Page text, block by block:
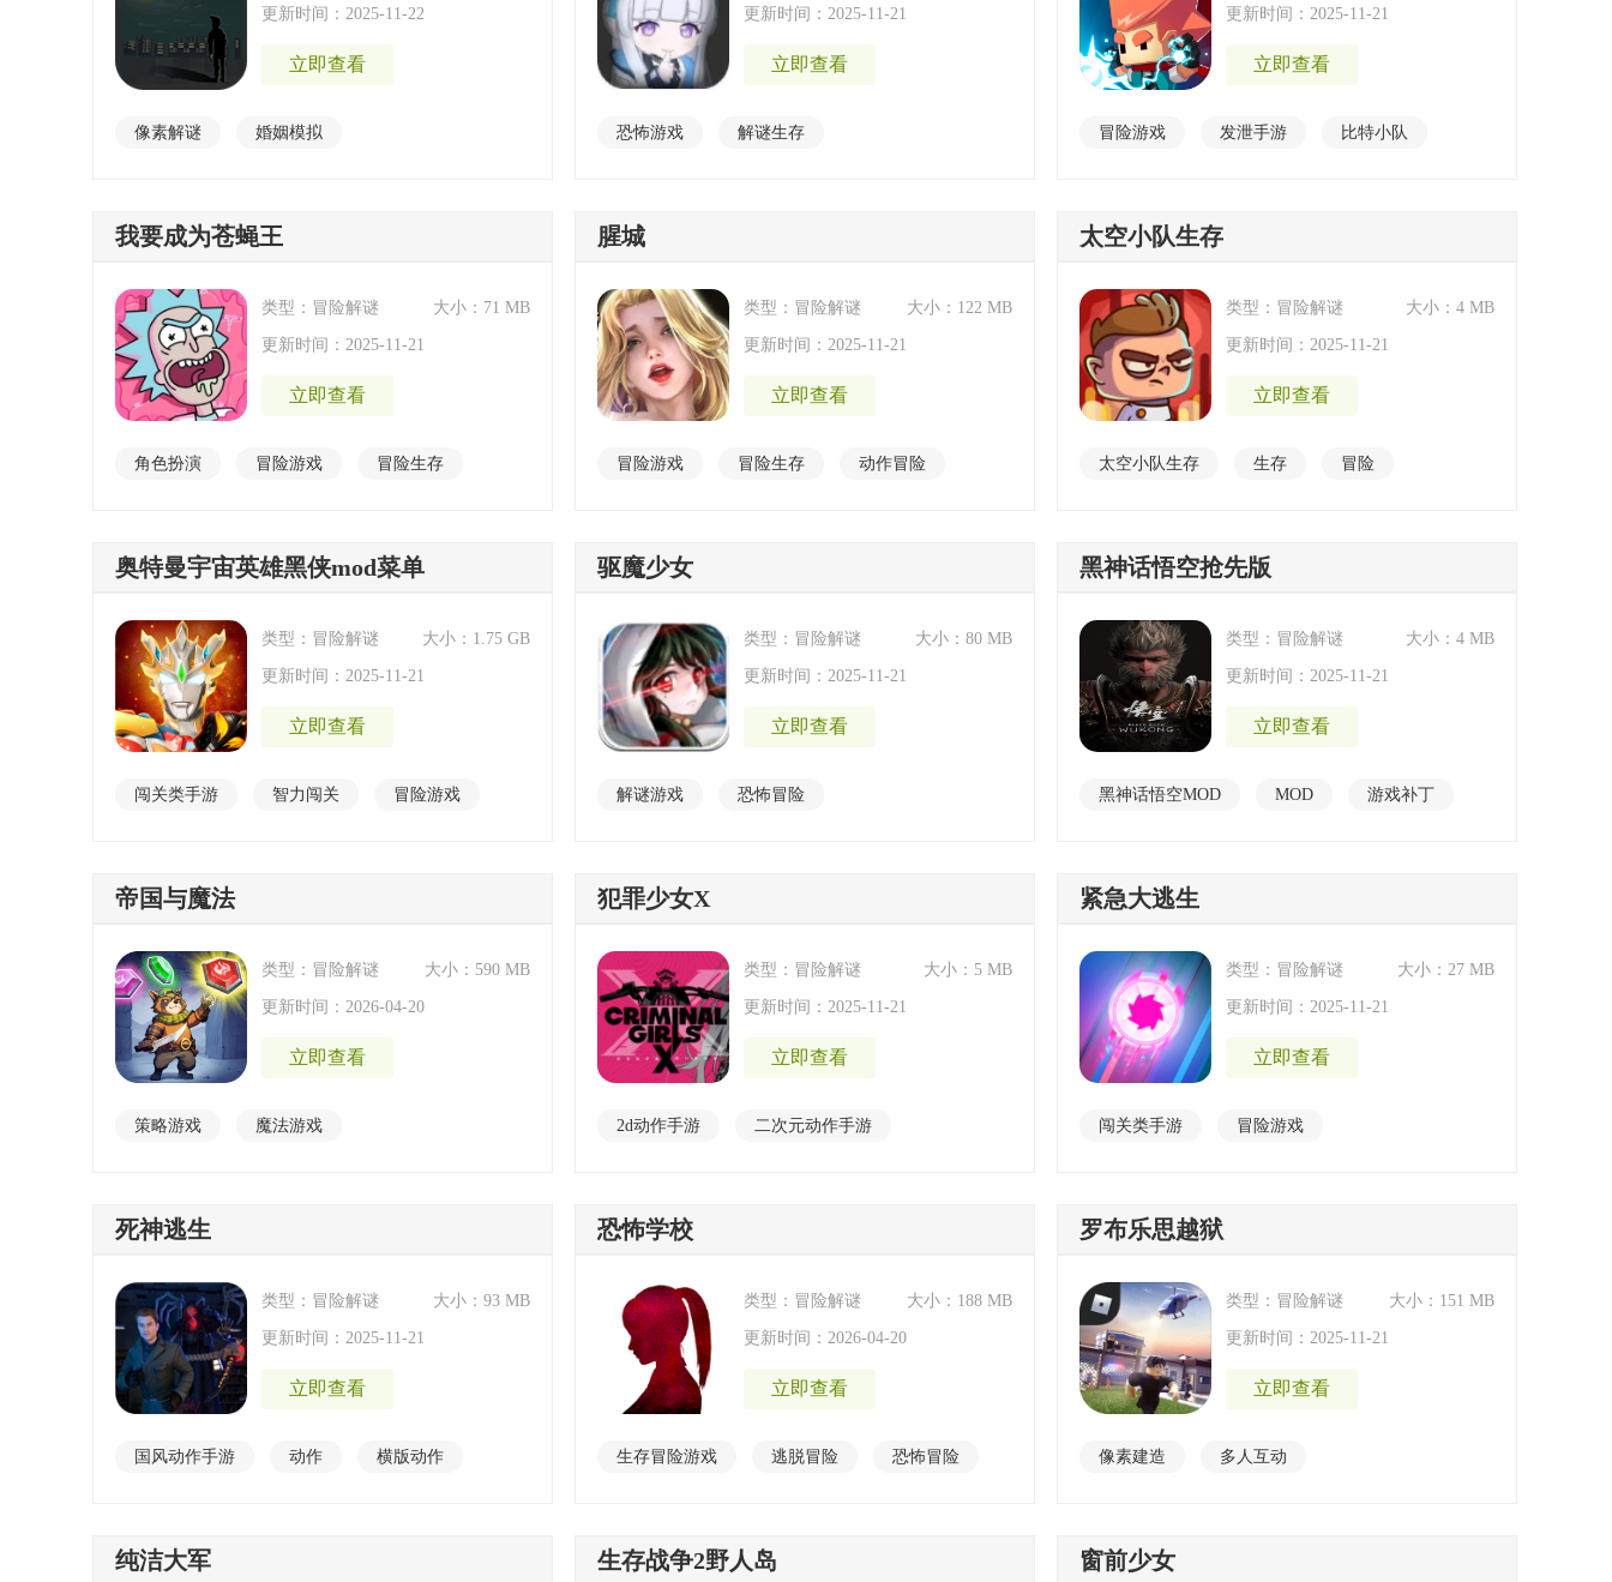
更新时间：2025-11-22
立即查看
像素解谜 婚姻模拟
更新时间：2025-11-21
立即查看
恐怖游戏 解谜生存
更新时间：2025-11-21
立即查看
冒险游戏 发泄手游 比特小队
我要成为苍蝇王
类型：冒险解谜 大小：71 MB
更新时间：2025-11-21
立即查看
角色扮演 冒险游戏 冒险生存
腥城
类型：冒险解谜 大小：122 MB
更新时间：2025-11-21
立即查看
冒险游戏 冒险生存 动作冒险
太空小队生存
类型：冒险解谜 大小：4 MB
更新时间：2025-11-21
立即查看
太空小队生存 生存 冒险
奥特曼宇宙英雄黑侠mod菜单
类型：冒险解谜 大小：1.75 GB
更新时间：2025-11-21
立即查看
闯关类手游 智力闯关 冒险游戏
竞技格斗手游
驱魔少女
类型：冒险解谜 大小：80 MB
更新时间：2025-11-21
立即查看
解谜游戏 恐怖冒险
黑神话悟空抢先版
类型：冒险解谜 大小：4 MB
更新时间：2025-11-21
立即查看
黑神话悟空MOD MOD 游戏补丁
帝国与魔法
类型：冒险解谜 大小：590 MB
更新时间：2026-04-20
立即查看
策略游戏 魔法游戏
犯罪少女X
类型：冒险解谜 大小：5 MB
更新时间：2025-11-21
立即查看
2d动作手游 二次元动作手游
动作射击手游
紧急大逃生
类型：冒险解谜 大小：27 MB
更新时间：2025-11-21
立即查看
闯关类手游 冒险游戏
死神逃生
类型：冒险解谜 大小：93 MB
更新时间：2025-11-21
立即查看
国风动作手游 动作 横版动作
恐怖学校
类型：冒险解谜 大小：188 MB
更新时间：2026-04-20
立即查看
生存冒险游戏 逃脱冒险 恐怖冒险
罗布乐思越狱
类型：冒险解谜 大小：151 MB
更新时间：2025-11-21
立即查看
像素建造 多人互动
纯洁大军 生存战争2野人岛 窗前少女